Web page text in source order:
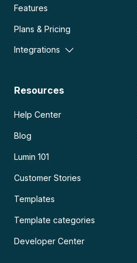
Features
Plans & Pricing
Integrations
Resources
Help Center
Blog
Lumin 101
Customer Stories
Templates
Template categories
Developer Center